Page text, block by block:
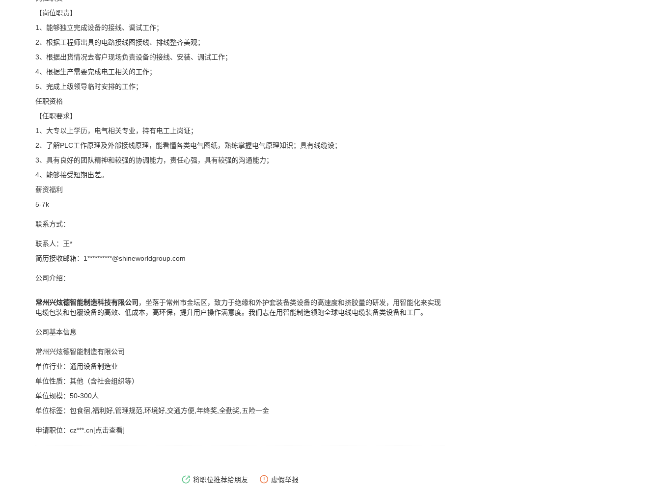
【岗位职责】
1、能够独立完成设备的接线、调试工作；
2、根据工程师出具的电路接线图接线、排线整齐美观；
3、根据出货情况去客户现场负责设备的接线、安装、调试工作；
4、根据生产需要完成电工相关的工作；
5、完成上级领导临时安排的工作；
任职资格
【任职要求】
1、大专以上学历，电气相关专业，持有电工上岗证；
2、了解PLC工作原理及外部接线原理，能看懂各类电气图纸，熟练掌握电气原理知识；具有线缆设；
3、具有良好的团队精神和较强的协调能力，责任心强，具有较强的沟通能力；
4、能够接受短期出差。
薪资福利
5-7k
联系方式：
联系人：王*
简历接收邮箱：1**********@shineworldgroup.com
公司介绍：
常州兴炫德智能制造科技有限公司 ，坐落于常州市金坛区，致力于绝缘和外护套装备类设备的高速度和挤胶量的研发，用智能化来实现
电缆包装和包覆设备的高效、低成本，高环保，提升用户操作满意度。我们志在用智能制造领跑全球电线电缆装备类设备和工厂。
公司基本信息
常州兴炫德智能制造有限公司
单位行业：通用设备制造业
单位性质：其他（含社会组织等）
单位规模：50-300人
单位标签：包食宿,福利好,管理规范,环境好,交通方便,年终奖,全勤奖,五险一金
申请职位： cz***.cn[点击查看]
将职位推荐给朋友 虚假举报